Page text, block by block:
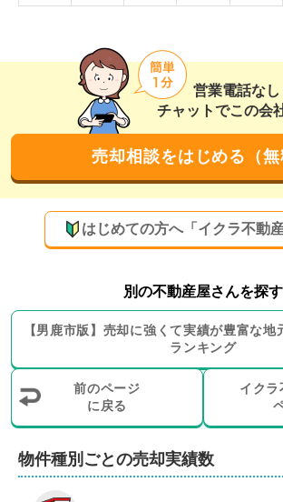
営業電話なし
チャットでこの会
売却相談をはじめる（無
はじめての方へ「イクラ不動
別の不動産屋さんを探す
【男鹿市版】 売却に強くて実績が豊富な地
ランキング
前のページ
に戻る
イクラ
る人に対して直接アピールできます。
討する「現地確認型」の購入希望者には
り、潜在的な購入検討者を引き出せま
さらに、これまでお取引のあった方やお
とも弊社の強みです。不動産売却に関
ひ弊社にお任せください。
買取にも対応可能！田んぼや山林
遠方の土地、使っていない家、そのま
んか？
固定資産税だけ払っていませんか？
売却・譲渡・無償引き取りもご相談くだ
「こんな場所、誰もいらないだろう…」
物件種別ごとの売却実績数